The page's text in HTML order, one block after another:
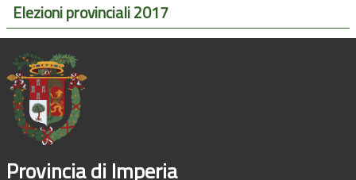
Elezioni provinciali 2017
Provincia di Imperia